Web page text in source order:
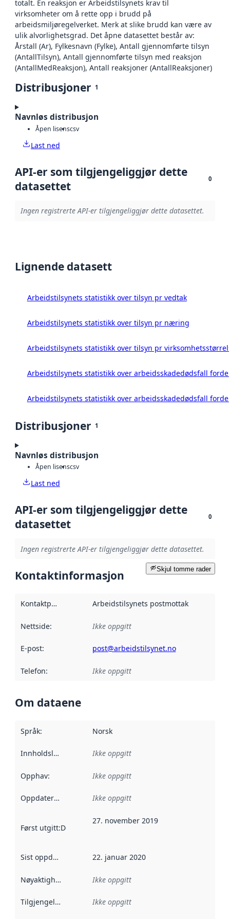
totalt. En reaksjon er Arbeidstilsynets krav til
virksomheter om å rette opp i brudd på
arbeidsmiljøregelverket. Merk at slike brudd kan være av
ulik alvorlighetsgrad. Det åpne datasettet består av:
Årstall (Ar), Fylkesnavn (Fylke), Antall gjennomførte tilsyn
(AntallTilsyn), Antall gjennomførte tilsyn med reaksjon
(AntallMedReaksjon), Antall reaksjoner (AntallReaksjoner)
Distribusjoner 1
Navnløs distribusjon
Åpen lisenscsv
Last ned
API-er som tilgjengeliggjør dette
datasettet
0
Ingen registrerte API-er tilgjengeliggjør dette datasettet.
Lignende datasett
Arbeidstilsynets statistikk over tilsyn pr vedtak
Arbeidstilsynets statistikk over tilsyn pr næring
Arbeidstilsynets statistikk over tilsyn pr
Arbeidstilsynets statistikk over arbeidsskadedødsfall
Arbeidstilsynets statistikk over arbeidsskadedødsfall
Distribusjoner 1
Navnløs distribusjon
Åpen lisenscsv
Last ned
API-er som tilgjengeliggjør dette
datasettet
0
Ingen registrerte API-er tilgjengeliggjør dette datasettet.
Skjul tomme rader
Kontaktinformasjon
Kontaktpunkt Arbeidstilsynets postmottak
Nettside: Ikke oppgitt
E-post: post@arbeidstilsynet.no
Telefon: Ikke oppgitt
Om dataene
Språk: Norsk
Innholdsleverandører :
Ikke oppgitt
Opphav: Ikke oppgitt
Oppdateringsfrekvens :
Ikke oppgitt
Først utgitt:Denne datoen sier når dataene i dette
27. november 2019
Sist oppdatert 22. januar 2020
Nøyaktighet Ikke oppgitt
Tilgjengelighet Ikke oppgitt